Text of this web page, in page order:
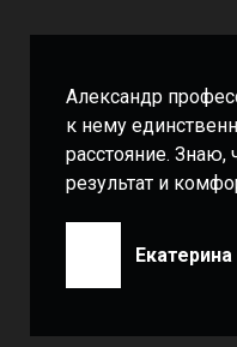
Александр
к нему
расстояние. Знаю,
результат и
Екатерина